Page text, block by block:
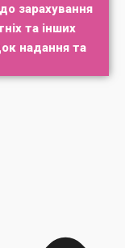
зарахування
та інших
надання та